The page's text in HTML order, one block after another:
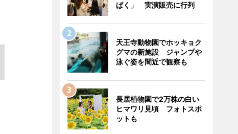
ぱく」 実演販売に行列
天王寺動物園でホッキョク
グマの新施設 ジャンプや
泳ぐ姿を間近で観察も
長居植物園で2万株の白い
ヒマワリ見頃 フォトスポ
ットも